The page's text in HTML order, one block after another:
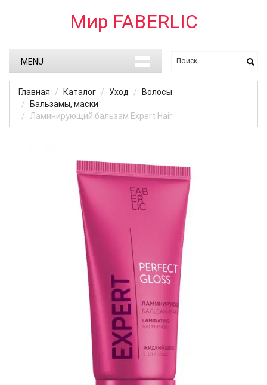
Мир FABERLIC
MENU
Главная Каталог Уход
Волосы
Бальзамы, маски
Ламинирующий бальзам Expert Hair